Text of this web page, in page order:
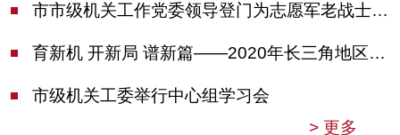
市市级机关工作党委领导登门为志愿军老战士佩戴纪念章
育新机 开新局 谱新篇——2020年长三角地区机关党建工作研讨会在南京召开
市级机关工委举行中心组学习会
> 更多